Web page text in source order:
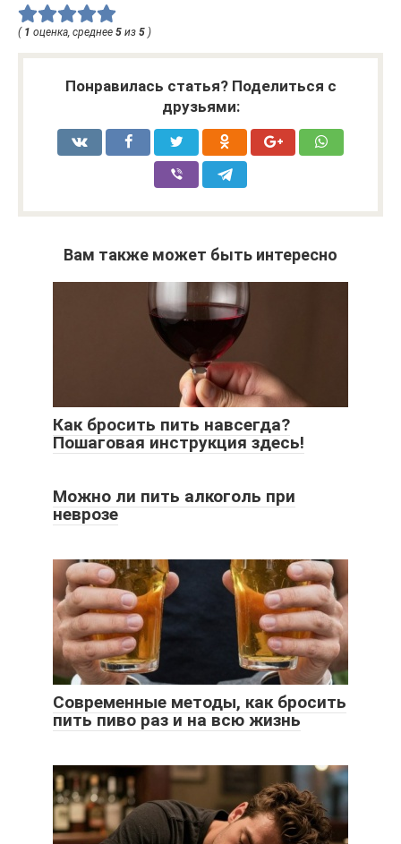
( 1 оценка, среднее 5 из 5 )
Понравилась статья? Поделиться с
друзьями:
Вам также может быть интересно
Как бросить пить навсегда?
Пошаговая инструкция здесь!
Можно ли пить алкоголь при
неврозе
Современные методы, как бросить
пить пиво раз и на всю жизнь